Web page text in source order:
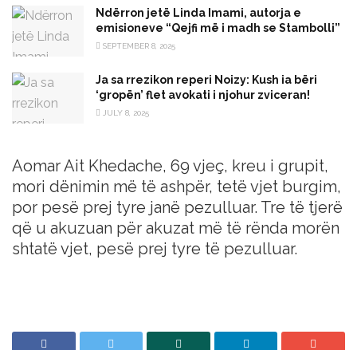
Ndërron jetë Linda Imami, autorja e
emisioneve “Qejfi më i madh se Stambolli”
SEPTEMBER 8, 2025
Ja sa rrezikon reperi Noizy: Kush ia bëri
‘gropën’ flet avokati i njohur zviceran!
JULY 8, 2025
Aomar Ait Khedache, 69 vjeç, kreu i grupit,
mori dënimin më të ashpër, tetë vjet burgim,
por pesë prej tyre janë pezulluar. Tre të tjerë
që u akuzuan për akuzat më të rënda morën
shtatë vjet, pesë prej tyre të pezulluar.